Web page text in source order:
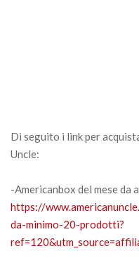
Di seguito i link per
Uncle:
-Americanbox del mese da
https://
da-minimo-20-prodotti?